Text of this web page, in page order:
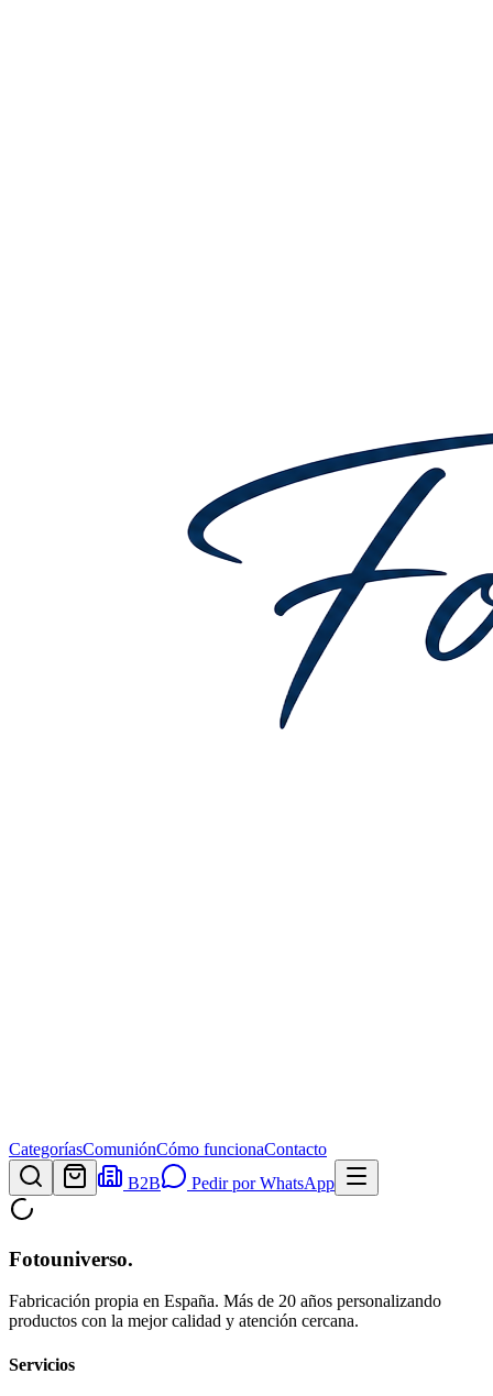
CategoríasComuniónCómo funcionaContacto
B2B
Pedir por WhatsApp
Fotouniverso.
Fabricación propia en España. Más de 20 años personalizando
productos con la mejor calidad y atención cercana.
Servicios